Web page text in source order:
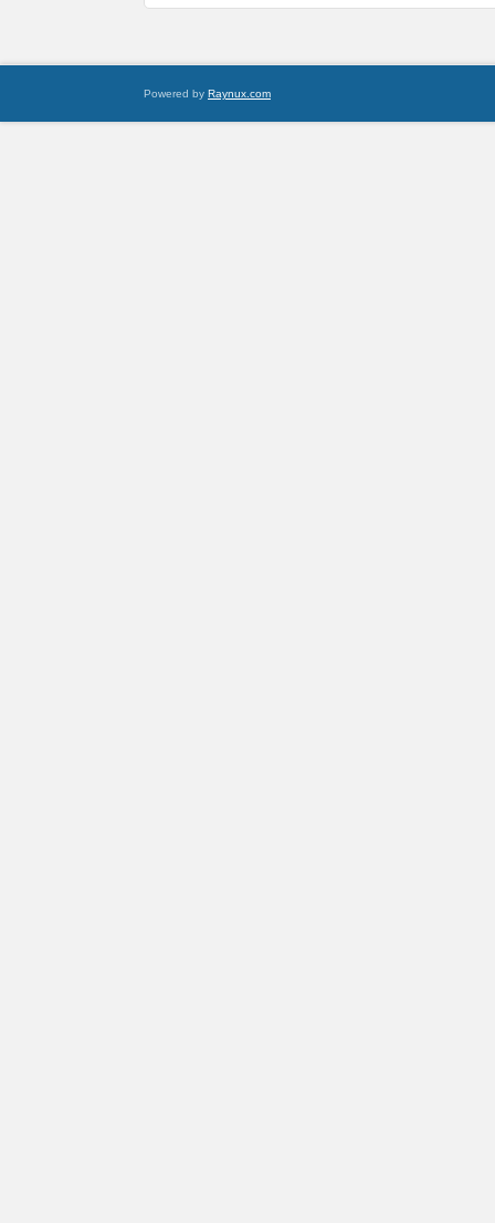
Powered by Raynux.com